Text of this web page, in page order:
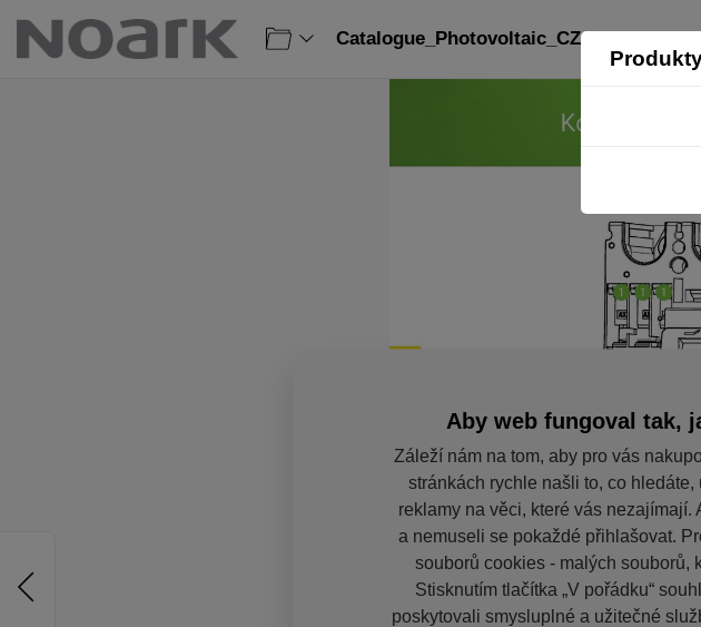
Catalogue_Photovoltaic_CZ: strana 22
Aby web fungoval tak,
Záleží nám na tom, aby pro vás
stránkách rychle našli to, co
reklamy na věci, které vás
a nemuseli se pokaždé přihlašovat.
souborů cookies - malých souborů,
Stisknutím tlačítka „V pořádku“
poskytovali smysluplné a užitečné